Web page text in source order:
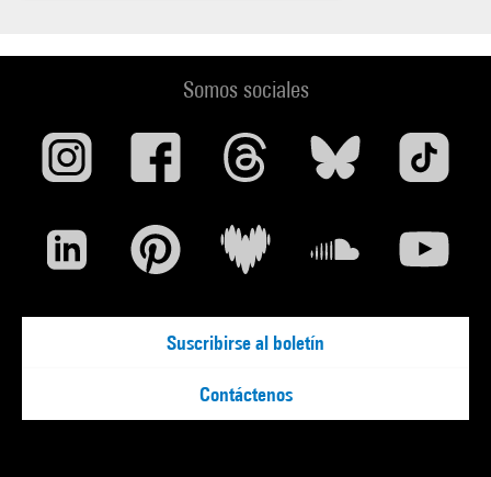
Somos sociales
Suscribirse al boletín
Contáctenos